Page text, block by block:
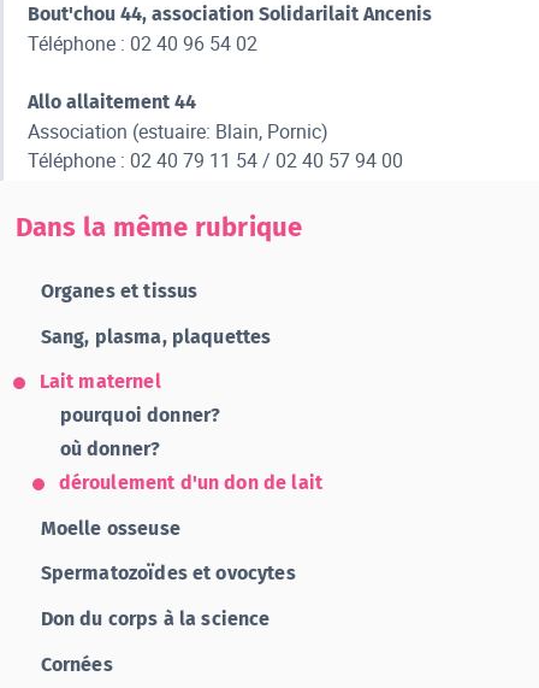
Bout'chou 44, association Solidarilait Ancenis
Téléphone : 02 40 96 54 02
Allo allaitement 44
Association (estuaire: Blain, Pornic)
Téléphone : 02 40 79 11 54 / 02 40 57 94 00
Dans la même rubrique
Organes et tissus
Sang, plasma, plaquettes
Lait maternel
pourquoi donner?
où donner?
déroulement d'un don de lait
Moelle osseuse
Spermatozoïdes et ovocytes
Don du corps à la science
Cornées